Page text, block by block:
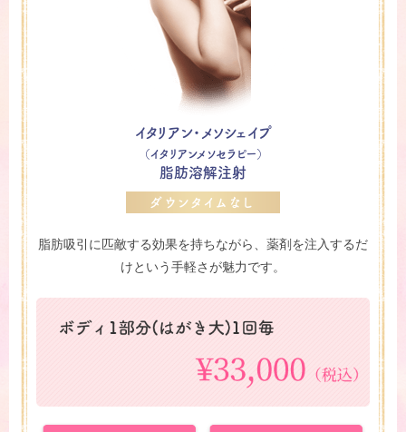
イタリアン・メソシェイプ
（イタリアンメソセラピー）
脂肪溶解注射
ダウンタイムなし
脂肪吸引に匹敵する効果を持ちながら、薬剤を注入するだ
けという手軽さが魅力です。